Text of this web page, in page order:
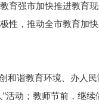
育强市加快推进教育
性，推动全市教育加
和谐教育环境、办人
活动；教师节前，继